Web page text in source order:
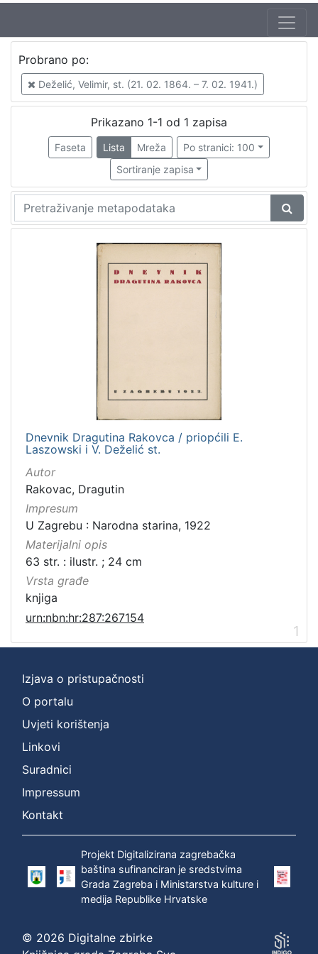
Probrano po:
Deželić, Velimir, st. (21. 02. 1864. – 7. 02. 1941.)
Prikazano 1-1 od 1 zapisa
Faseta Lista Mreža
Po stranici: 100
Sortiranje zapisa
Dnevnik Dragutina Rakovca / priopćili E.
Laszowski i V. Deželić st.
Autor
Rakovac, Dragutin
Impresum
U Zagrebu : Narodna starina, 1922
Materijalni opis
63 str. : ilustr. ; 24 cm
Vrsta građe
knjiga
urn:nbn:hr:287:267154
1
Izjava o pristupačnosti
O portalu
Uvjeti korištenja
Linkovi
Suradnici
Impressum
Kontakt
Projekt Digitalizirana zagrebačka
baština sufinanciran je sredstvima
Grada Zagreba i Ministarstva kulture i
medija Republike Hrvatske
© 2026 Digitalne zbirke